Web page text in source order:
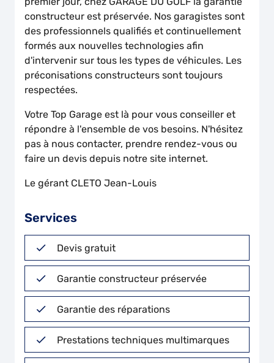
constructeur est préservée. Nos garagistes sont
des professionnels qualifiés et continuellement
formés aux nouvelles technologies afin
d'intervenir sur tous les types de véhicules. Les
préconisations constructeurs sont toujours
respectées.
Votre Top Garage est là pour vous conseiller et
répondre à l'ensemble de vos besoins. N'hésitez
pas à nous contacter, prendre rendez-vous ou
faire un devis depuis notre site internet.
Le gérant CLETO Jean-Louis
Services
Devis gratuit
Garantie constructeur préservée
Garantie des réparations
Prestations techniques multimarques